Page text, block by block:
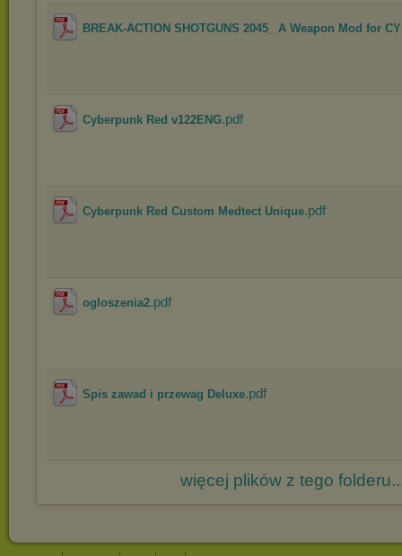
BREAK-ACTION SHOTGUNS 2045_ A Weapon Mod for
Cyberpunk Red v122ENG.pdf
Cyberpunk Red Custom Medtect Unique.pdf
ogloszenia2.pdf
Spis zawad i przewag Deluxe.pdf
więcej plików z tego